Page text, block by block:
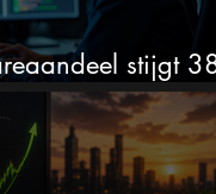
stijgt
crash op zijn